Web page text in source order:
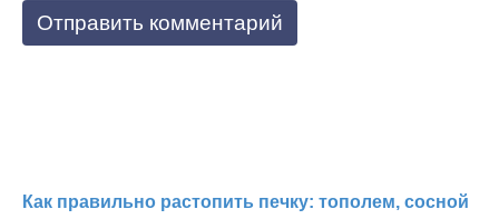
Как правильно растопить печку: тополем, сосной